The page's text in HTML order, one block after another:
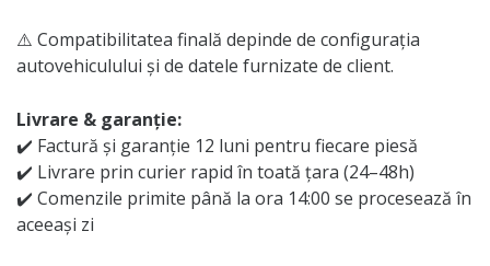
⚠️ Compatibilitatea finală depinde de configurația
autovehiculului și de datele furnizate de client.
Livrare & garanție:
✔️ Factură și garanție 12 luni pentru fiecare piesă
✔️ Livrare prin curier rapid în toată țara (24–48h)
✔️ Comenzile primite până la ora 14:00 se procesează în
aceeași zi